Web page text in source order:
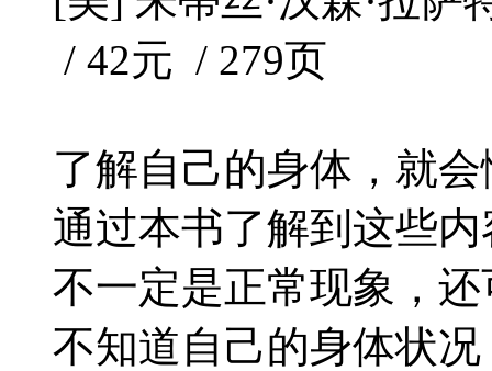
/ 42元 / 279页
了解自己的身体，就
通过本书了解到这些
不一定是正常现象，
不知道自己的身体状